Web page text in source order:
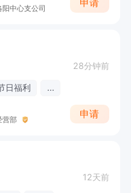
中心支公司
申请
28分钟前
日福利 ...
营部
申请
12天前